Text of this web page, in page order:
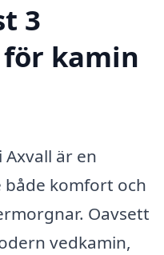
3
kamin
är en
både komfort och
Oavsett
vedkamin,